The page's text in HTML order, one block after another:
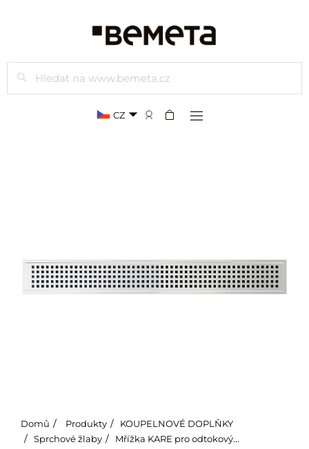
Hledat
CZ
Domů Produkty
KOUPELNOVÉ DOPLŇKY
Sprchové žlaby
Mřížka KARE pro odtokový žlab, 500 mm, 254653111, 254653011